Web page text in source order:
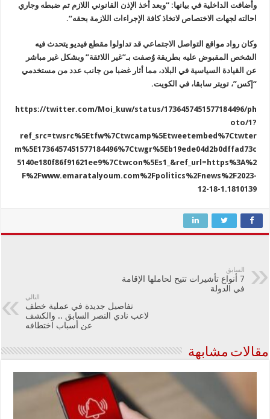
وأضافت الداخلية في بيانها: “وبعد أخذ الإذن القانوني اللازم تم ضبطه وجاري
احالته لجهات الاختصاص لاتخاذ كافة الإجراءات اللازمة بحقه”.
وكان رواد مواقع التواصل الاجتماعي قد تداولوا مقطع فيديو يتحدث فيه
الشخص المقبوض عليه بطريقة وُصفت بـ”غير اللائقة” وبشكل غير مباشر
عن القيادة السياسية في البلاد، مما أثار غضبا من جانب عدد من مستخدمي
“إكس”، تويتر سابقا، في الكويت.
https://twitter.com/Moi_kuw/status/1736457451577184496/ph
oto/1?
ref_src=twsrc%5Etfw%7Ctwcamp%5Etweetembed%7Ctwter
m%5E1736457451577184496%7Ctwgr%5Eb19ede04d2b0dffad73c
5140e180f86f91621ee9%7Ctwcon%5Es1_&ref_url=https%3A%2
F%2Fwww.emaratalyoum.com%2Fpolitics%2Fnews%2F2023-
12-18-1.1810139
السابق
7 أنواع تأشيرات تتيح لحاملها الإقامة
في الدولة
التالي
تفاصيل جديدة في عملية خطف
لاعب نادي النصر السابق .. والكشف
عن أسباب اختطافه
مقالات مشابهة